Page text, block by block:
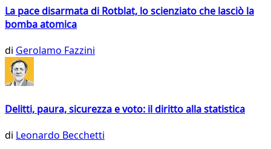
La pace disarmata di Rotblat, lo scienziato che lasciò la
bomba atomica
di Gerolamo Fazzini
Delitti, paura, sicurezza e voto: il diritto alla statistica
di Leonardo Becchetti